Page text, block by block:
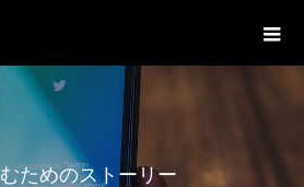
むためのス ト ーリー